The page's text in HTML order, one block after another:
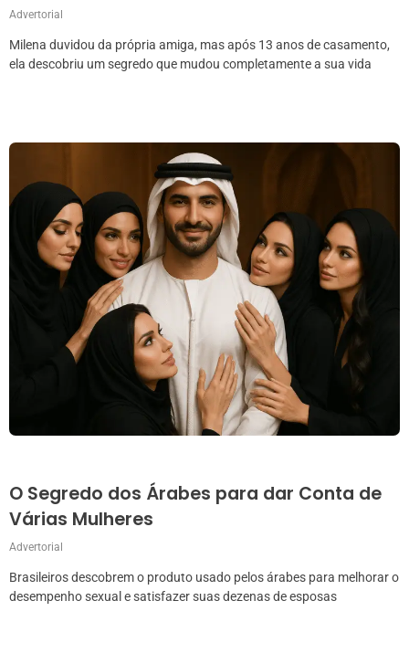
Advertorial
Milena duvidou da própria amiga, mas após 13 anos de casamento,
ela descobriu um segredo que mudou completamente a sua vida
O Segredo dos Árabes para dar Conta de
Várias Mulheres
Advertorial
Brasileiros descobrem o produto usado pelos árabes para melhorar o
desempenho sexual e satisfazer suas dezenas de esposas